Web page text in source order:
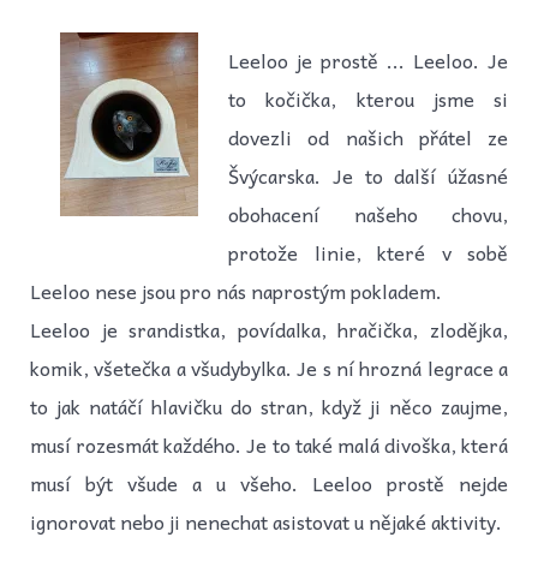
Leeloo je prostě ... Leeloo. Je
to kočička, kterou jsme si
dovezli od našich přátel ze
Švýcarska. Je to další úžasné
obohacení našeho chovu,
protože linie, které v sobě
Leeloo nese jsou pro nás naprostým pokladem.
Leeloo je srandistka, povídalka, hračička, zlodějka,
komik, všetečka a všudybylka. Je s ní hrozná legrace a
to jak natáčí hlavičku do stran, když ji něco zaujme,
musí rozesmát každého. Je to také malá divoška, která
musí být všude a u všeho. Leeloo prostě nejde
ignorovat nebo ji nenechat asistovat u nějaké aktivity.